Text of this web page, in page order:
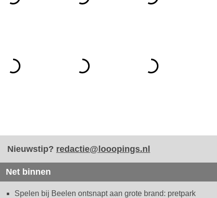
Nieuwstip? redactie@looopings.nl
Net binnen
Spelen bij Beelen ontsnapt aan grote brand: pretpark